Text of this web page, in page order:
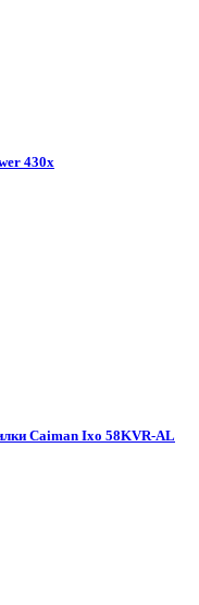
430х
Caiman Ixo 58KVR-AL